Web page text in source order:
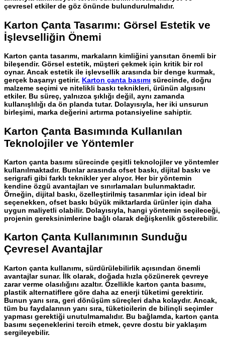
çevresel etkiler de göz önünde bulundurulmalıdır.
Karton Çanta Tasarımı: Görsel Estetik ve
İşlevselliğin Önemi
Karton çanta tasarımı, markaların kimliğini yansıtan önemli bir
bileşendir. Görsel estetik, müşteri çekmek için kritik bir rol
oynar. Ancak estetik ile işlevsellik arasında bir denge kurmak,
gerçek başarıyı getirir. Karton çanta basımı sürecinde, doğru
malzeme seçimi ve nitelikli baskı teknikleri, ürünün algısını
etkiler. Bu süreç, yalnızca şıklığı değil, aynı zamanda
kullanışlılığı da ön planda tutar. Dolayısıyla, her iki unsurun
birleşimi, marka değerini artırma potansiyeline sahiptir.
Karton Çanta Basımında Kullanılan
Teknolojiler ve Yöntemler
Karton çanta basımı sürecinde çeşitli teknolojiler ve yöntemler
kullanılmaktadır. Bunlar arasında ofset baskı, dijital baskı ve
serigrafi gibi farklı teknikler yer alıyor. Her bir yöntemin
kendine özgü avantajları ve sınırlamaları bulunmaktadır.
Örneğin, dijital baskı, özelleştirilmiş tasarımlar için ideal bir
seçenekken, ofset baskı büyük miktarlarda ürünler için daha
uygun maliyetli olabilir. Dolayısıyla, hangi yöntemin seçileceği,
projenin gereksinimlerine bağlı olarak değişkenlik gösterebilir.
Karton Çanta Kullanımının Sunduğu
Çevresel Avantajlar
Karton çanta kullanımı, sürdürülebilirlik açısından önemli
avantajlar sunar. İlk olarak, doğada hızla çözünerek çevreye
zarar verme olasılığını azaltır. Özellikle karton çanta basımı,
plastik alternatiflere göre daha az enerji tüketimi gerektirir.
Bunun yanı sıra, geri dönüşüm süreçleri daha kolaydır. Ancak,
tüm bu faydalarının yanı sıra, tüketicilerin de bilinçli seçimler
yapması gerektiği unutulmamalıdır. Bu bağlamda, karton çanta
basımı seçeneklerini tercih etmek, çevre dostu bir yaklaşım
sergileyebilir.